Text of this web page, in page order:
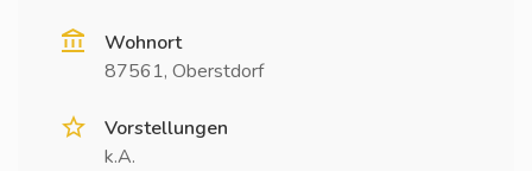
Wohnort
87561, Oberstdorf
Vorstellungen
k.A.